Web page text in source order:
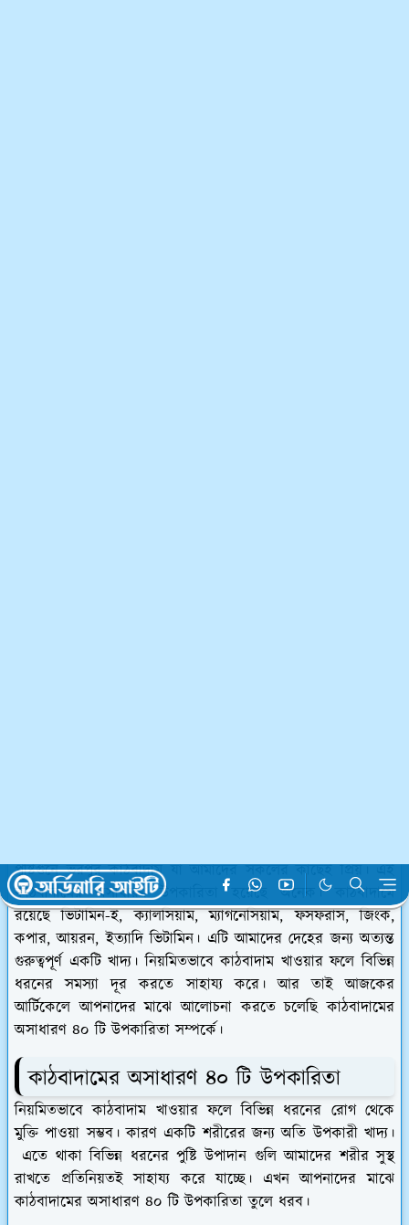
পুষ্টিগুনে ভরপুর কাঠবাদাম যা আমাদের সকলের কাছেই প্রিয়। এই
কাঠবাদামের অসাধারণ উপকারিতা হয়েছে অনেক। কাঠবাদামে
রয়েছে ভিটামিন-ই, ক্যালসিয়াম, ম্যাগনেসিয়াম, ফসফরাস, জিংক,
কপার, আয়রন, ইত্যাদি ভিটামিন। এটি আমাদের দেহের জন্য অত্যন্ত
গুরুত্বপূর্ণ একটি খাদ্য। নিয়মিতভাবে কাঠবাদাম খাওয়ার ফলে বিভিন্ন
ধরনের সমস্যা দূর করতে সাহায্য করে। আর তাই আজকের
আর্টিকেলে আপনাদের মাঝে আলোচনা করতে চলেছি কাঠবাদামের
অসাধারণ ৪০ টি উপকারিতা সম্পর্কে।
কাঠবাদামের অসাধারণ ৪০ টি উপকারিতা
নিয়মিতভাবে কাঠবাদাম খাওয়ার ফলে বিভিন্ন ধরনের রোগ থেকে
মুক্তি পাওয়া সম্ভব। কারণ একটি শরীরের জন্য অতি উপকারী খাদ্য।
এতে থাকা বিভিন্ন ধরনের পুষ্টি উপাদান গুলি আমাদের শরীর সুস্থ
রাখতে প্রতিনিয়তই সাহায্য করে যাচ্ছে। এখন আপনাদের মাঝে
কাঠবাদামের অসাধারণ ৪০ টি উপকারিতা তুলে ধরব।